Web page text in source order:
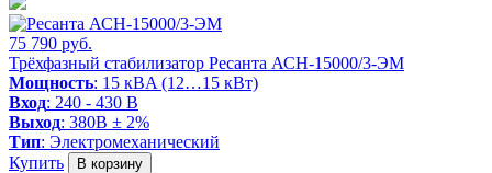
75 790 руб.
Трёхфазный стабилизатор Ресанта АСН-15000/3-ЭМ
Мощность: 15 кВA (12…15 кВт)
Вход: 240 - 430 В
Выход: 380В ± 2%
Тип: Электромеханический
Купить
В корзину